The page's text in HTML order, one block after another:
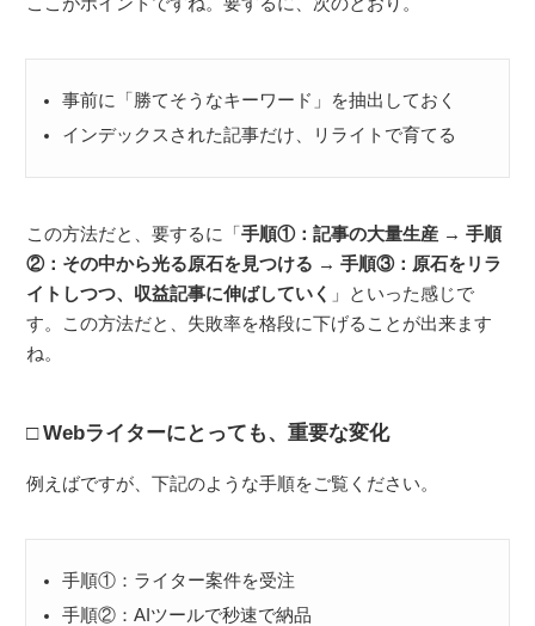
事前に「勝てそうなキーワード」を抽出しておく
インデックスされた記事だけ、リライトで育てる
この方法だと、要するに「手順①：記事の大量生産 → 手順
②：その中から光る原石を見つける → 手順③：原石をリラ
イトしつつ、収益記事に伸ばしていく 」といった感じで
す。この方法だと、失敗率を格段に下げることが出来ます
ね。
Webライターにとっても、重要な変化
例えばですが、下記のような手順をご覧ください。
手順①：ライター案件を受注
手順②：AIツールで秒速で納品